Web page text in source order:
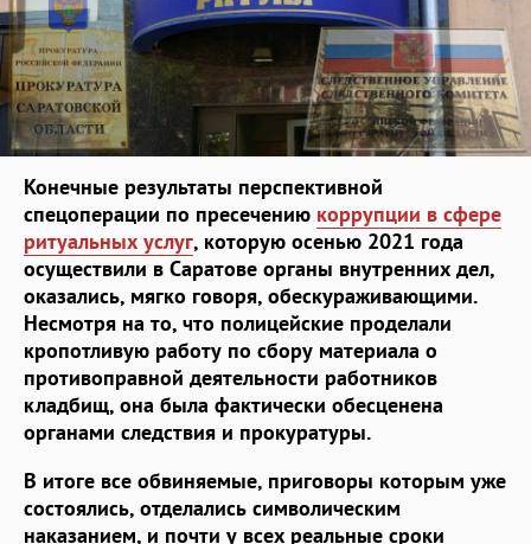
Конечные результаты перспективной
спецоперации по пресечению коррупции в сфере
ритуальных услуг, которую осенью 2021 года
осуществили в Саратове органы внутренних дел,
оказались, мягко говоря, обескураживающими.
Несмотря на то, что полицейские проделали
кропотливую работу по сбору материала о
противоправной деятельности работников
кладбищ, она была фактически обесценена
органами следствия и прокуратуры.
В итоге все обвиняемые, приговоры которым уже
состоялись, отделались символическим
наказанием, и почти у всех реальные сроки